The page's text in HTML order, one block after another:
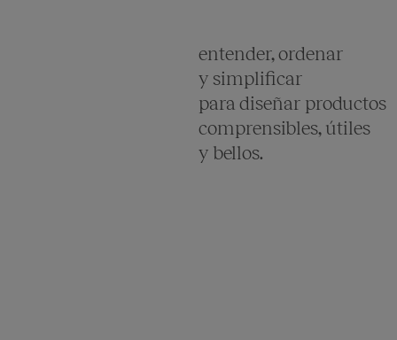
entender, ordenar
y simplificar
para diseñar productos
comprensibles, útiles
y bellos.